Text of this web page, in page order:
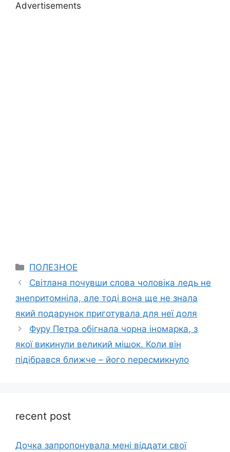
Advertisements
Categories
ПОЛЕЗНОЕ
Світлана почувши слова чоловіка ледь не
знеnритомніла, але тоді вона ще не знала
який подарунок приготувала для неї доля
Фуру Петра обігнала чорна іномарка, з
якої викинули великий мішок. Коли він
підібрався ближче – його nересмикнуло
recent post
Дочка запpопонувала мені віддати свої